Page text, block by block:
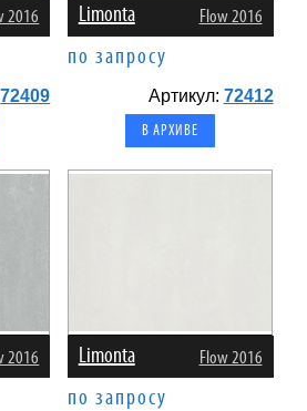
2016
72409
Limonta Flow 2016
по запросу
Артикул: 72412
В АРХИВЕ
2016 Limonta Flow 2016
по запросу